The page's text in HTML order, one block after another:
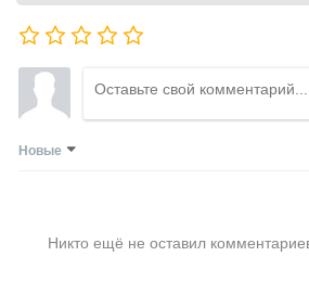
Новые
Никто ещё не оставил